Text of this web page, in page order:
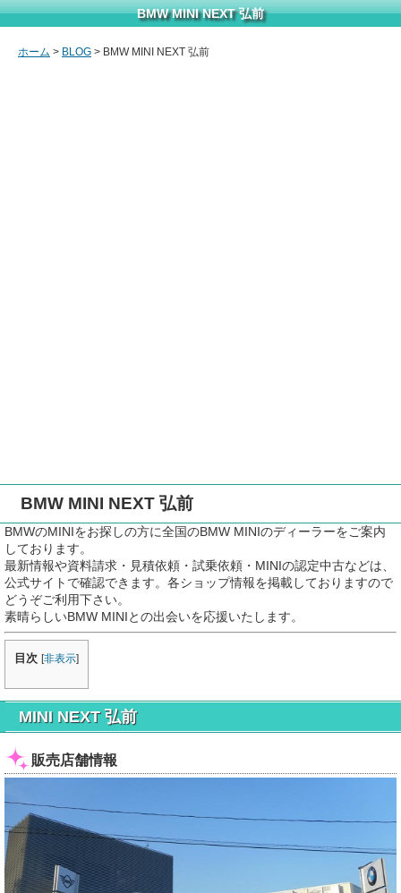
BMW MINI NEXT 弘前
ホーム > BLOG > BMW MINI NEXT 弘前
BMW MINI NEXT 弘前
BMWのMINIをお探しの方に全国のBMW MINIのディーラーをご案内
しております。
最新情報や資料請求・見積依頼・試乗依頼・MINIの認定中古などは、
公式サイトで確認できます。各ショップ情報を掲載しておりますので
どうぞご利用下さい。
素晴らしいBMW MINIとの出会いを応援いたします。
目次 [非表示]
MINI NEXT 弘前
販売店舗情報